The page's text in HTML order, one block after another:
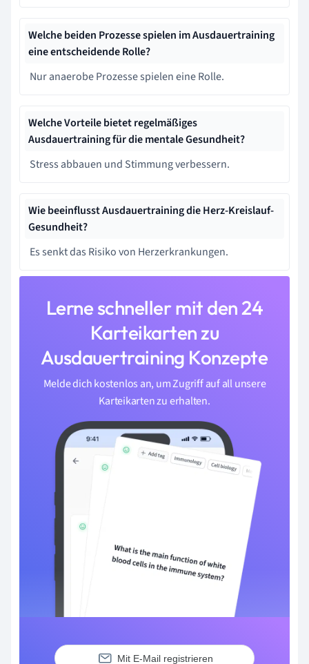
Welche beiden Prozesse spielen im Ausdauertraining
eine entscheidende Rolle?
Nur anaerobe Prozesse spielen eine Rolle.
Welche Vorteile bietet regelmäßiges
Ausdauertraining für die mentale Gesundheit?
Stress abbauen und Stimmung verbessern.
Wie beeinflusst Ausdauertraining die Herz-Kreislauf-
Gesundheit?
Es senkt das Risiko von Herzerkrankungen.
Lerne schneller mit den 24
Karteikarten zu
Ausdauertraining Konzepte
Melde dich kostenlos an, um Zugriff auf all unsere
Karteikarten zu erhalten.
Mit E-Mail registrieren